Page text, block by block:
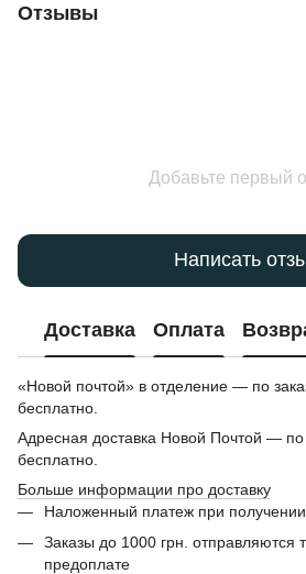
Отзывы
Добавьте первый
Написать
Доставка Оплата
«Новой почтой» в отделение — по
бесплатно.
Адресная доставка Новой Почтой —
бесплатно.
Больше информации про доставку
Наложенный платеж при получении
Заказы до 1000 грн. отправляются
предоплате